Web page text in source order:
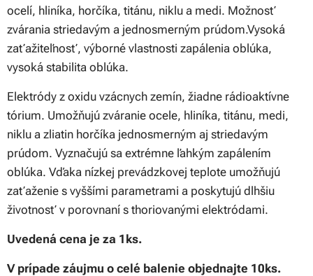
ocelí, hliníka, horčíka, titánu, niklu a medi. Možnosť
zvárania striedavým a jednosmerným prúdom.Vysoká
zaťažiteľnosť, výborné vlastnosti zapálenia oblúka,
vysoká stabilita oblúka.
Elektródy z oxidu vzácnych zemín, žiadne rádioaktívne
tórium. Umožňujú zváranie ocele, hliníka, titánu, medi,
niklu a zliatin horčíka jednosmerným aj striedavým
prúdom. Vyznačujú sa extrémne ľahkým zapálením
oblúka. Vďaka nízkej prevádzkovej teplote umožňujú
zaťaženie s vyššími parametrami a poskytujú dlhšiu
životnosť v porovnaní s thoriovanými elektródami.
Uvedená cena je za 1ks.
V prípade záujmu o celé balenie objednajte 10ks.